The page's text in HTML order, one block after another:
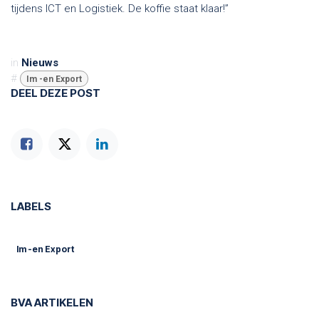
tijdens ICT en Logistiek. De koffie staat klaar!”
in Nieuws
#
Im -en Export
DEEL DEZE POST
LABELS
Im -en Export
BVA ARTIKELEN